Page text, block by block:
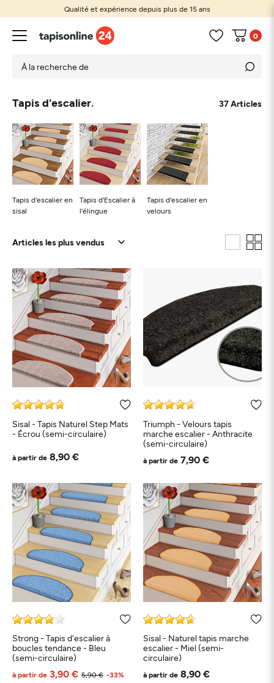
Qualité et expérience depuis plus de 15 ans
0
Tapis d'escalier 37 Articles
Tapis d'escalier en
sisal
Tapis d'Escalier à
l'élingue
Tapis d'escalier en
velours
Sisal - Tapis Naturel Step Mats
- Écrou (semi-circulaire)
à partir de 8,90 €
Triumph - Velours tapis
marche escalier - Anthracite
(semi-circulaire)
à partir de 7,90 €
Strong - Tapis d'escalier à
boucles tendance - Bleu
(semi-circulaire)
5,90 €
à partir de 3,90 € -33%
Sisal - Naturel tapis marche
escalier - Miel (semi-
circulaire)
à partir de 8,90 €